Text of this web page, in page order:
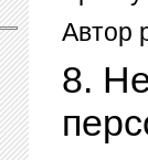
Автор
8.